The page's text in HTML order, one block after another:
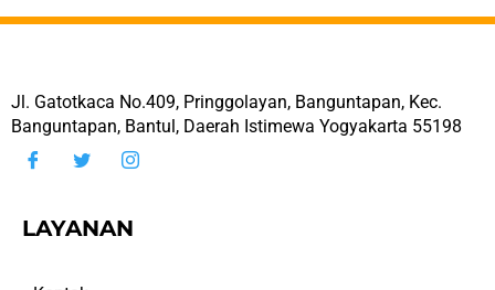
Jl. Gatotkaca No.409, Pringgolayan, Banguntapan, Kec.
Banguntapan, Bantul, Daerah Istimewa Yogyakarta 55198
LAYANAN